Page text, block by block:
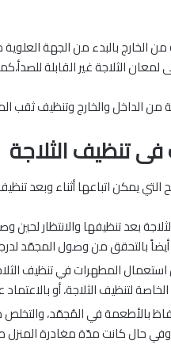
من الخارج بالبدء من الجهة
لمعان الثلاجة غير القابلة
من الداخل والخارج وتنظيف ثقب
تنظيف الثلاجة
يمكن اتباعها أثناء وبعد
من وصول المجمّد لدرجة حرارة -18 درجة مئوية قبل
استعمال المطهرات في تنظيف
لتنظيف الثلاجة، أو
بالأطعمة في المُجمّد،
وفي حال كانت مدّة مغادرة المنزل